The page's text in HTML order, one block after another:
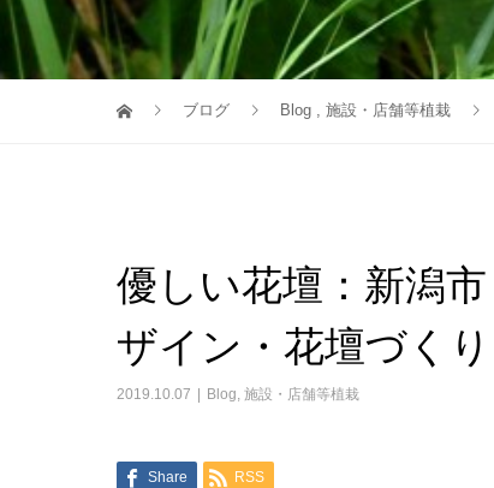
ブログ Blog , 施設・店舗等植栽
優しい花壇：新潟
ザイン・花壇づくり
2019.10.07 Blog 施設・店舗等植栽
Share RSS